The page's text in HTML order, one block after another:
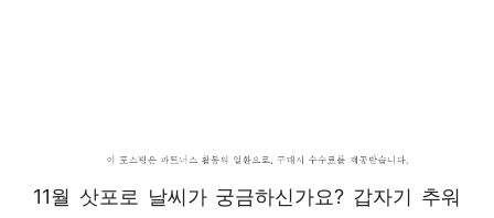
11월 삿포로 날씨가 궁금하신가요? 갑자기 추워